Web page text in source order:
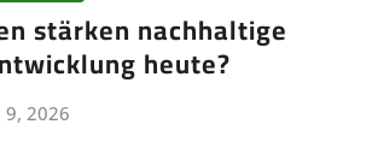
stärken nachhaltige
heute?
9, 2026